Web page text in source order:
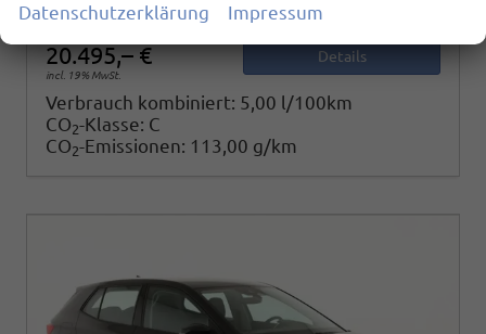
01.06.2026
20.495,– €
incl. 19% MwSt.
Details
Verbrauch kombiniert: 5,00 l/100km
CO2-Klasse: C
CO2-Emissionen: 113,00 g/km
Datenschutzerklärung Impressum